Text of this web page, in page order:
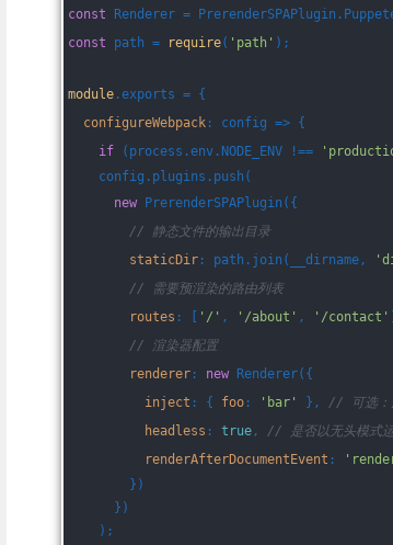
const Renderer =
const path = require( 'path' );
module .exports = {
configureWebpack : config => {
if (process.env.NODE_ENV !==
config.plugins.push(
new PrerenderSPAPlugin({
// 静态文件的输出目录
staticDir : path.join(__dirname,
// 需要预渲染的路由列表
routes : [ '/' , '/about' , '/contact'
// 渲染器配置
renderer : new Renderer({
inject : { foo : 'bar' }, // 可选：
headless : true, // 是否以无头模式
renderAfterDocumentEvent :
})
})
);